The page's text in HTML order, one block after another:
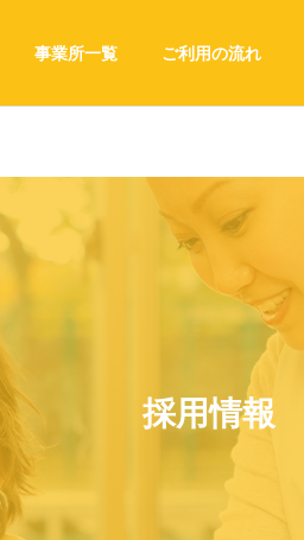
事業所一覧 ご利用の流れ
採用情報